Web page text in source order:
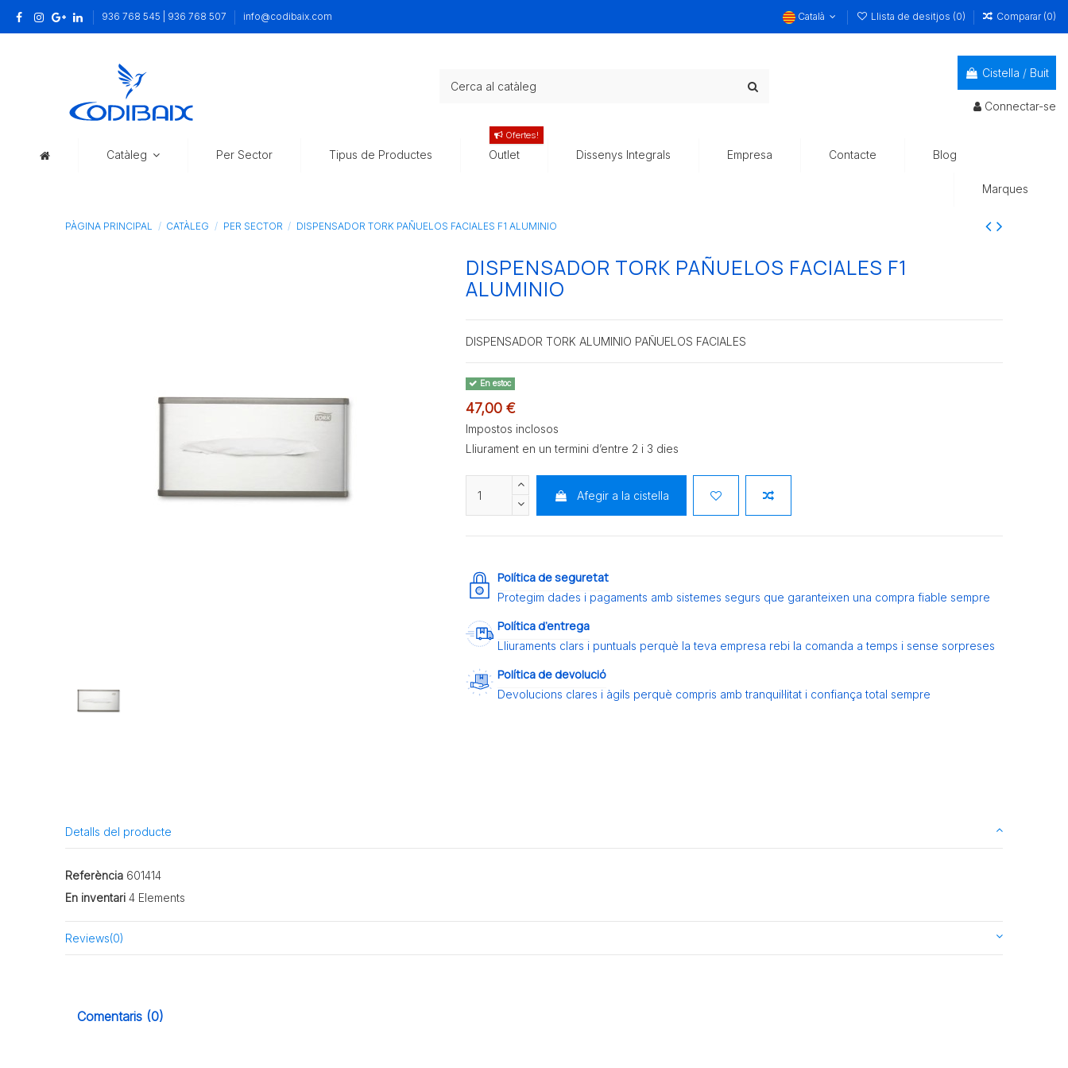
936 768 545 | 936 768 507 info@codibaix.com Català Llista de desitjos (0) Comparar (0)
Cistella / Buit
Connectar-se
Catàleg Per Sector Tipus de Productes Outlet
Ofertes!
Dissenys Integrals Empresa Contacte Blog
Marques
PÀGINA PRINCIPAL CATÀLEG PER SECTOR DISPENSADOR TORK PAÑUELOS FACIALES F1 ALUMINIO
DISPENSADOR TORK PAÑUELOS FACIALES F1
ALUMINIO
DISPENSADOR TORK ALUMINIO PAÑUELOS FACIALES
En estoc
47,00 €
Impostos inclosos
Lliurament en un termini d’entre 2 i 3 dies
Afegir a la cistella
Política de seguretat
Protegim dades i pagaments amb sistemes segurs que garanteixen una compra fiable sempre
Política d’entrega
Lliuraments clars i puntuals perquè la teva empresa rebi la comanda a temps i sense sorpreses
Política de devolució
Devolucions clares i àgils perquè compris amb tranquil·litat i confiança total sempre
Detalls del producte
Referència 601414
En inventari 4 Elements
Reviews(0)
Comentaris (0)